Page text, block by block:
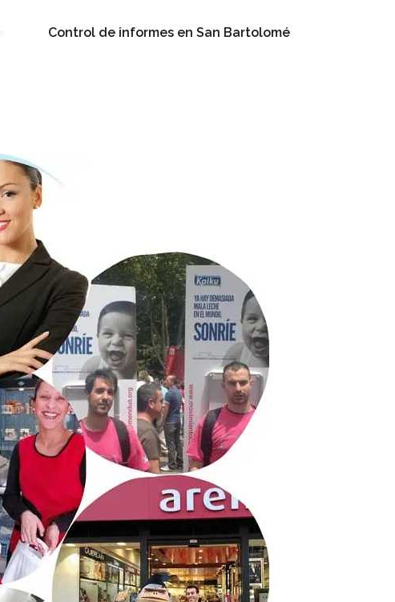
Control de informes en San Bartolomé